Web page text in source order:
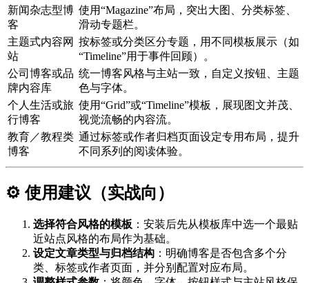
新闻杂志型博
客
使用“Magazine”布局，突出大图、分类标签、
滑动专题栏。
主题式内容网
站
按标签或分类区分专题，用不同模板展示（如
“Timeline”用于事件回顾）。
公司博客或品
牌内容库
统一博客风格与主站一致，自定义按钮、主题
色与字体。
个人生活或旅
行博客
使用“Grid”或“Timeline”模板，展现图文并茂、
视觉流畅的内容流。
教育／教程类
博客
通过标签或作者归档页面设定专用布局，提升
不同系列的阅读体验。
⚙️ 使用建议（实战向）
选择符合风格的模板 ：安装后先从模板库中选一个最贴
近站点风格的布局作为基础。
设定文章类型与归档结构 ：明确博客是否包含多个分
类、标签或作者页面，并分别配置对应布局。